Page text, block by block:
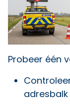
Probeer één
adresbalk